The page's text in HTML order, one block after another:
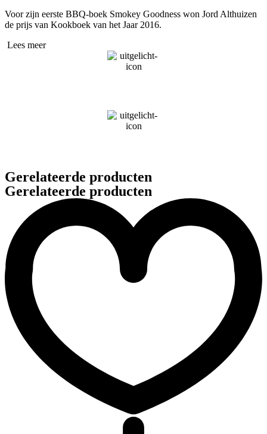
Voor zijn eerste BBQ-boek Smokey Goodness won Jord Althuizen
de prijs van Kookboek van het Jaar 2016.
Lees meer
Gerelateerde producten
Gerelateerde producten